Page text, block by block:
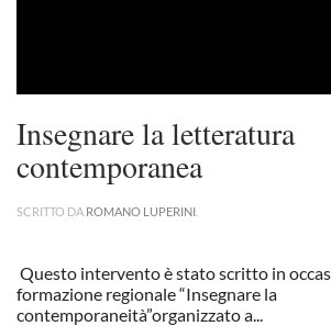
Insegnare la letteratura
contemporanea
SCRITTO DA ROMANO LUPERINI
Questo intervento è stato scritto in
formazione regionale “Insegnare la
contemporaneità”organizzato a...